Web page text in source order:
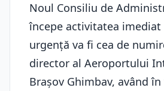
Noul Consiliu de
începe activitatea imediat
urgență va fi cea de
director al Aeroportului
Brașov Ghimbav, având